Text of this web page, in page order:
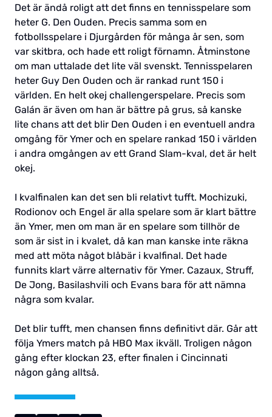
Det är ändå roligt att det finns en tennisspelare som
heter G. Den Ouden. Precis samma som en
fotbollsspelare i Djurgården för många år sen, som
var skitbra, och hade ett roligt förnamn. Åtminstone
om man uttalade det lite väl svenskt. Tennisspelaren
heter Guy Den Ouden och är rankad runt 150 i
världen. En helt okej challengerspelare. Precis som
Galán är även om han är bättre på grus, så kanske
lite chans att det blir Den Ouden i en eventuell andra
omgång för Ymer och en spelare rankad 150 i världen
i andra omgången av ett Grand Slam-kval, det är helt
okej.
I kvalfinalen kan det sen bli relativt tufft. Mochizuki,
Rodionov och Engel är alla spelare som är klart bättre
än Ymer, men om man är en spelare som tillhör de
som är sist in i kvalet, då kan man kanske inte räkna
med att möta något blåbär i kvalfinal. Det hade
funnits klart värre alternativ för Ymer. Cazaux, Struff,
De Jong, Basilashvili och Evans bara för att nämna
några som kvalar.
Det blir tufft, men chansen finns definitivt där. Går att
följa Ymers match på HBO Max ikväll. Troligen någon
gång efter klockan 23, efter finalen i Cincinnati
någon gång alltså.